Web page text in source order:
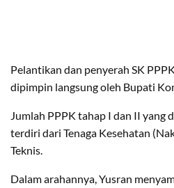
Pelantikan dan penyerah SK
dipimpin langsung oleh Bupati
Jumlah PPPK tahap I dan II yang
terdiri dari Tenaga Kesehatan
Teknis.
Dalam arahannya, Yusran